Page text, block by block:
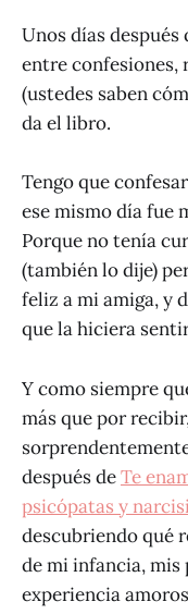
Unos días
entre confesiones,
(ustedes saben
da el libro.
Tengo que
ese mismo día fue
Porque no tenía
(también lo dije)
feliz a mi amiga, y
que la hiciera
Y como siempre
más que por
después deTe
psicópatas y
descubriendo qué
de mi infancia, mis
experiencia